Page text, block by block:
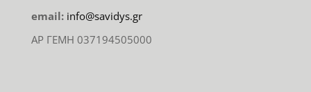
email: info@savidys.gr
ΑΡ ΓΕΜΗ 037194505000